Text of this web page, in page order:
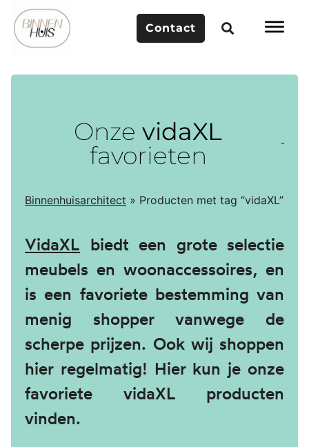
Contact
OnzevidaXL
favorieten
Binnenhuisarchitect » Producten met tag “vidaXL”
VidaXL biedt een grote selectie
meubels en woonaccessoires, en
is een favoriete bestemming van
menig shopper vanwege de
scherpe prijzen. Ook wij shoppen
hier regelmatig! Hier kun je onze
favoriete vidaXL producten
vinden.